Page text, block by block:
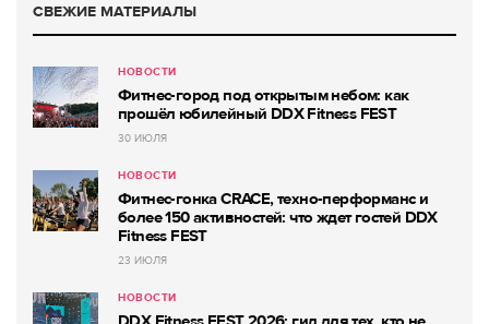
СВЕЖИЕ МАТЕРИАЛЫ
НОВОСТИ
Фитнес-город под открытым небом: как
прошёл юбилейный DDX Fitness FEST
30 ИЮЛЯ
НОВОСТИ
Фитнес-гонка CRACE, техно-перформанс и
более 150 активностей: что ждет гостей DDX
Fitness FEST
23 ИЮЛЯ
НОВОСТИ